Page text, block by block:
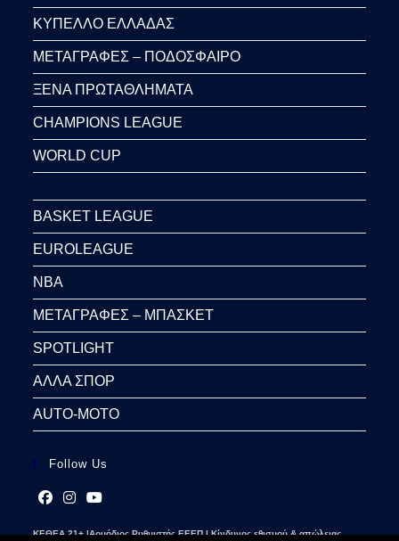
ΚΥΠΕΛΛΟ ΕΛΛΑΔΑΣ
ΜΕΤΑΓΡΑΦΕΣ – ΠΟΔΟΣΦΑΙΡΟ
ΞΕΝΑ ΠΡΩΤΑΘΛΗΜΑΤΑ
CHAMPIONS LEAGUE
WORLD CUP
BASKET LEAGUE
EUROLEAGUE
NBA
ΜΕΤΑΓΡΑΦΕΣ – ΜΠΑΣΚΕΤ
SPOTLIGHT
ΑΛΛΑ ΣΠΟΡ
AUTO-MOTO
Follow Us
in
in
in
ΚΕΘΕΑ 21+ |Αρμόδιος Ρυθμιστής ΕΕΕΠ | Κίνδυνος εθισμού & απώλειας